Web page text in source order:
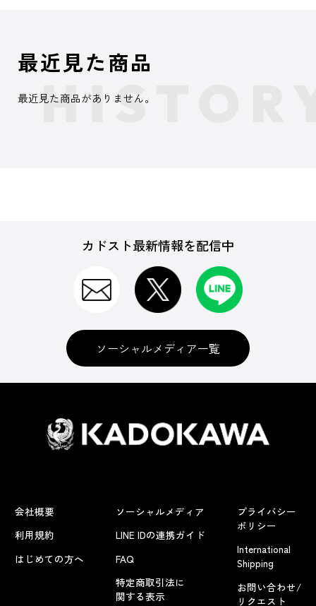
最近見た商品
最近見た商品がありません。
カドスト最新情報を配信中
ソーシャルメディア一覧
会社概要
利用規約
はじめての方へ
ソーシャルメディア
LINE IDの連携ガイド
FAQ
特定商取引法に
関する表示
プライバシー
ポリシー
International
Shipping
お問い合わせ/
リクエスト